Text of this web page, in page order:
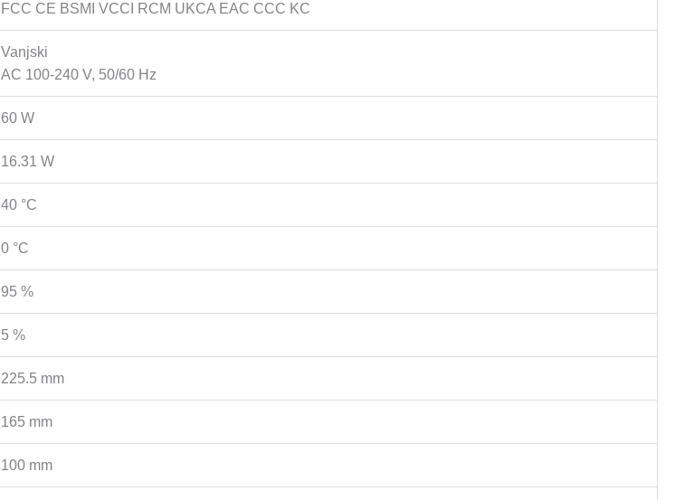
FCC CE BSMI VCCI RCM UKCA EAC CCC KC
Vanjski
AC 100-240 V, 50/60 Hz
60 W
16.31 W
40 °C
0 °C
95 %
5 %
225.5 mm
165 mm
100 mm